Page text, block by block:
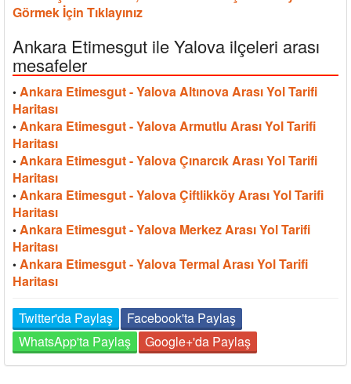
Görmek İçin Tıklayınız
Ankara Etimesgut ile Yalova ilçeleri arası
mesafeler
• Ankara Etimesgut - Yalova Altınova Arası Yol Tarifi
Haritası
• Ankara Etimesgut - Yalova Armutlu Arası Yol Tarifi
Haritası
• Ankara Etimesgut - Yalova Çınarcık Arası Yol Tarifi
Haritası
• Ankara Etimesgut - Yalova Çiftlikköy Arası Yol Tarifi
Haritası
• Ankara Etimesgut - Yalova Merkez Arası Yol Tarifi
Haritası
• Ankara Etimesgut - Yalova Termal Arası Yol Tarifi
Haritası
Twitter'da Paylaş
Facebook'ta Paylaş
WhatsApp'ta Paylaş
Google+'da Paylaş